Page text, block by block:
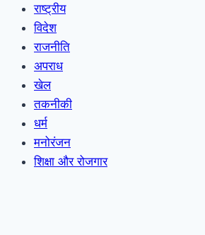
राष्ट्रीय
विदेश
राजनीति
अपराध
खेल
तकनीकी
धर्म
मनोरंजन
शिक्षा और रोजगार